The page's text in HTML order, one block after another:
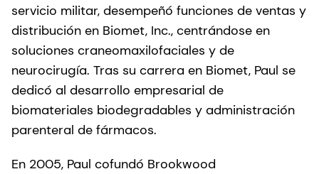
servicio militar, desempeñó funciones de ventas y
distribución en Biomet, Inc., centrándose en
soluciones craneomaxilofaciales y de
neurocirugía. Tras su carrera en Biomet, Paul se
dedicó al desarrollo empresarial de
biomateriales biodegradables y administración
parenteral de fármacos.
En 2005, Paul cofundó Brookwood